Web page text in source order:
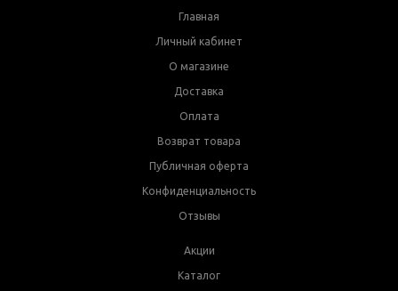
Главная
Личный кабинет
О магазине
Доставка
Оплата
Возврат товара
Публичная оферта
Конфиденциальность
Отзывы
Акции
Каталог